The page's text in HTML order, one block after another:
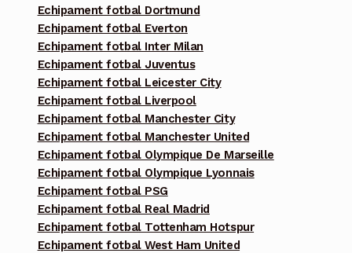
Echipament fotbal Dortmund
Echipament fotbal Everton
Echipament fotbal Inter Milan
Echipament fotbal Juventus
Echipament fotbal Leicester City
Echipament fotbal Liverpool
Echipament fotbal Manchester City
Echipament fotbal Manchester United
Echipament fotbal Olympique De Marseille
Echipament fotbal Olympique Lyonnais
Echipament fotbal PSG
Echipament fotbal Real Madrid
Echipament fotbal Tottenham Hotspur
Echipament fotbal West Ham United